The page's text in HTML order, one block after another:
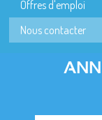
Offres d'emploi
Nous contacter